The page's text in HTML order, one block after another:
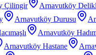
Çilingir
Arnavutköy
Arnavutköy Durusu
Arnavutköy
Arnavutköy Hastane